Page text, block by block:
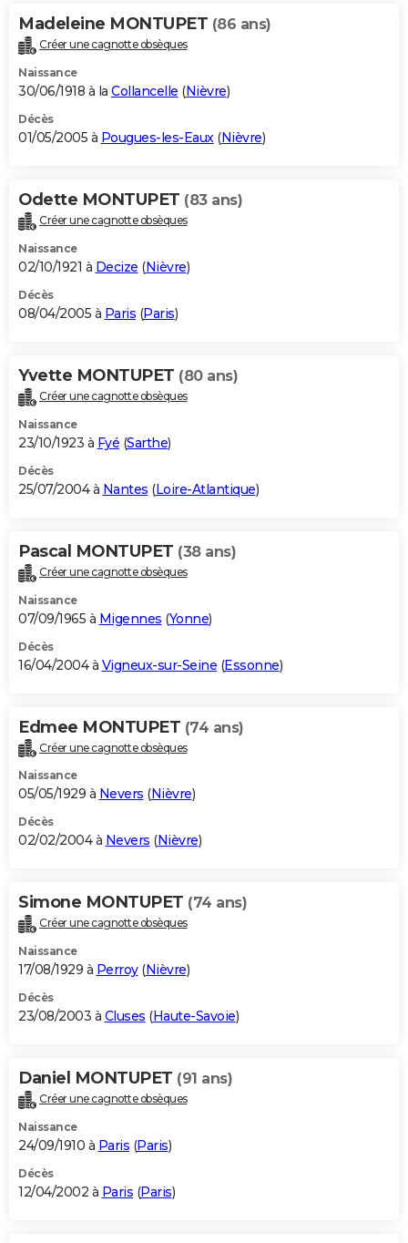
Madeleine MONTUPET (86 ans)
Créer une cagnotte obsèques
Naissance
30/06/1918 à la Collancelle (Nièvre)
Décès
01/05/2005 à Pougues-les-Eaux(Nièvre)
Odette MONTUPET (83 ans)
Créer une cagnotte obsèques
Naissance
02/10/1921 à Decize (Nièvre)
Décès
08/04/2005 à Paris (Paris)
Yvette MONTUPET (80 ans)
Créer une cagnotte obsèques
Naissance
23/10/1923 à Fyé (Sarthe)
Décès
25/07/2004 à Nantes (Loire-Atlantique)
Pascal MONTUPET (38 ans)
Créer une cagnotte obsèques
Naissance
07/09/1965 à Migennes (Yonne)
Décès
16/04/2004 à Vigneux-sur-Seine (Essonne)
Edmee MONTUPET (74 ans)
Créer une cagnotte obsèques
Naissance
05/05/1929 à Nevers (Nièvre)
Décès
02/02/2004 à Nevers (Nièvre)
Simone MONTUPET (74 ans)
Créer une cagnotte obsèques
Naissance
17/08/1929 à Perroy(Nièvre)
Décès
23/08/2003 à Cluses (Haute-Savoie)
Daniel MONTUPET (91 ans)
Créer une cagnotte obsèques
Naissance
24/09/1910 à Paris (Paris)
Décès
12/04/2002 à Paris (Paris)